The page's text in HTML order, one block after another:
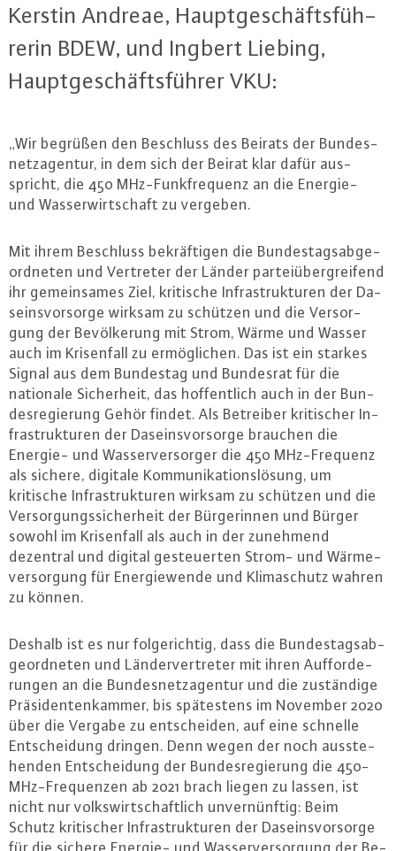
Kerstin Andreae, Haupt­ge­schäfts­füh­
re­rin BDEW, und Ingbert Liebing,
Haupt­ge­schäfts­füh­rer VKU:
„Wir begrüßen den Beschluss des Beirats der Bun­des­
netz­agen­tur, in dem sich der Beirat klar dafür aus­
spricht, die 450 MHz-Funk­fre­quenz an die Energie-
und Was­ser­wirt­schaft zu vergeben.
Mit ihrem Beschluss be­kräf­ti­gen die Bun­des­tags­ab­ge­
ord­ne­ten und Vertreter der Länder par­tei­über­grei­fend
ihr ge­mein­sa­mes Ziel, kritische In­fra­struk­tu­ren der Da­
seins­vor­sor­ge wirksam zu schützen und die Ver­sor­
gung der Be­völ­ke­rung mit Strom, Wärme und Wasser
auch im Kri­sen­fall zu er­mög­li­chen. Das ist ein starkes
Signal aus dem Bundestag und Bundesrat für die
nationale Si­cher­heit, das hof­fent­lich auch in der Bun­
des­re­gie­rung Gehör findet. Als Betreiber kri­ti­scher In­
fra­struk­tu­ren der Da­seins­vor­sor­ge brauchen die
Energie- und Was­ser­ver­sor­ger die 450 MHz-Fre­quenz
als sichere, digitale Kom­mu­ni­ka­ti­ons­lö­sung, um
kritische In­fra­struk­tu­ren wirksam zu schützen und die
Ver­sor­gungs­si­cher­heit der Bür­ge­rin­nen und Bürger
sowohl im Kri­sen­fall als auch in der zunehmend
dezentral und digital ge­steu­er­ten Strom- und Wär­me­
ver­sor­gung für En­er­gie­wen­de und Kli­ma­schutz wahren
zu können.
Deshalb ist es nur fol­ge­rich­tig, dass die Bun­des­tags­ab­
ge­ord­ne­ten und Län­der­ver­tre­ter mit ihren Auf­for­de­
run­gen an die Bun­des­netz­agen­tur und die zu­stän­di­ge
Prä­si­den­ten­kam­mer, bis spä­tes­tens im November 2020
über die Vergabe zu ent­schei­den, auf eine schnelle
Ent­schei­dung dringen. Denn wegen der noch aus­ste­
hen­den Ent­schei­dung der Bun­des­re­gie­rung die 450-
MHz-Fre­quen­zen ab 2021 brach liegen zu lassen, ist
nicht nur volks­wirt­schaft­lich un­ver­nünf­tig: Beim
Schutz kri­ti­scher In­fra­struk­tu­ren der Da­seins­vor­sor­ge
für die sichere Energie- und Was­ser­ver­sor­gung der Be­